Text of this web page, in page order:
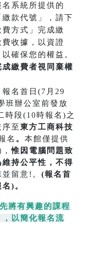
系統所提供的
繳款代號」，請下
方式」完成繳
收據，以資證
確保您的權益。
繳費者視同棄權
名首日(7月29
班辦公室前發放
時段(10時報名)之
至東方工商科技
名 。 本館僅提供
，惟因電腦問題致
維持公平性，不得
並留意!。 (報名首
)。
將有興趣的課程
以簡化報名流